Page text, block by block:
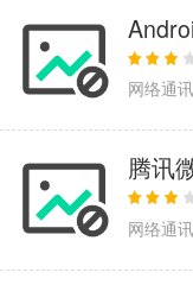
网络通讯
腾讯
网络通讯